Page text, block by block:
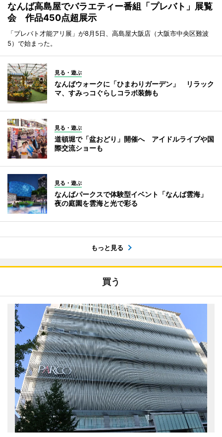
なんば高島屋でバラエティー番組「プレバト」展覧
会 作品450点超展示
「プレバト才能アリ展」が8月5日、高島屋大阪店（大阪市中央区難波
5）で始まった。
見る・遊ぶ
なんばウォークに「ひまわりガーデン」 リラック
マ、すみっコぐらしコラボ装飾も
見る・遊ぶ
道頓堀で「盆おどり」開催へ アイドルライブや国
際交流ショーも
見る・遊ぶ
なんばパークスで体験型イベント「なんば雲海」
夜の庭園を雲海と光で彩る
もっと見る
買う